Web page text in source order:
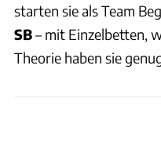
starten sie als Team
SB– mit Einzelbetten,
Theorie haben sie